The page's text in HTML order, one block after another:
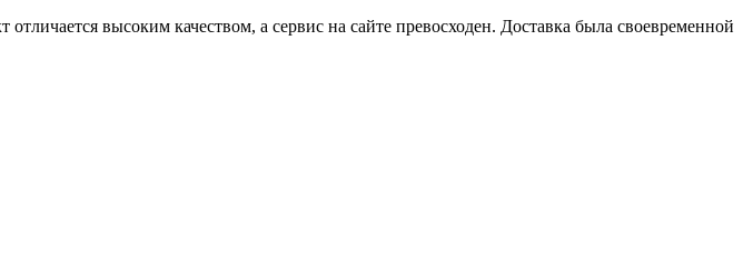
высоким качеством, а сервис на сайте превосходен. Доставка была своевременной